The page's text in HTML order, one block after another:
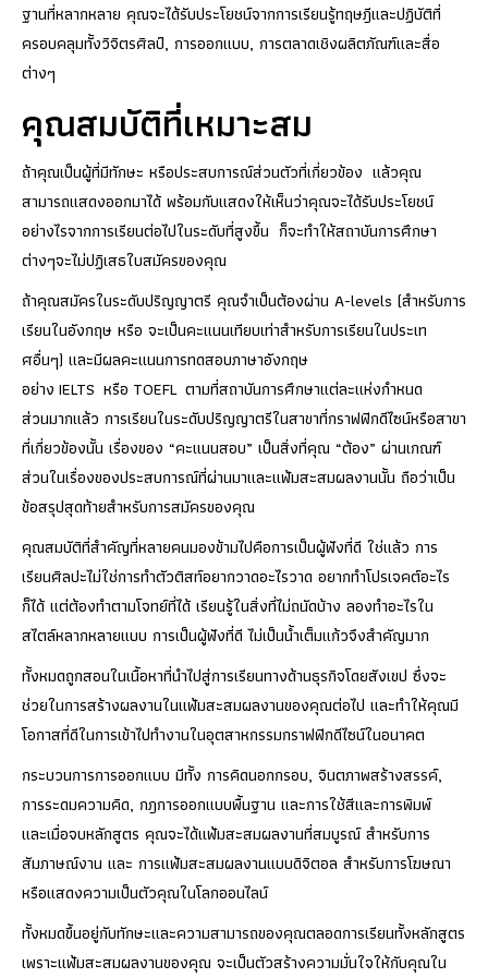
ฐานที่หลากหลาย คุณจะได้รับประโยชน์จากการเรียนรู้ทฤษฎีและปฏิบัติที่
ครอบคลุมทั้งวิจิตรศิลป์, การออกแบบ, การตลาดเชิงผลิตภัณฑ์และสื่อ
ต่างๆ
คุณสมบัติที่เหมาะสม
ถ้าคุณเป็นผู้ที่มีทักษะ หรือประสบการณ์ส่วนตัวที่เกี่ยวข้อง แล้วคุณ
สามารถแสดงออกมาได้ พร้อมกับแสดงให้เห็นว่าคุณจะได้รับประโยชน์
อย่างไรจากการเรียนต่อไปในระดับที่สูงขึ้น ก็จะทำให้สถาบันการศึกษา
ต่างๆจะไม่ปฏิเสธใบสมัครของคุณ
ถ้าคุณสมัครในระดับปริญญาตรี คุณจำเป็นต้องผ่าน A-levels (สำหรับการ
เรียนในอังกฤษ หรือ จะเป็นคะแนนเทียบเท่าสำหรับการเรียนในประเท
ศอื่นๆ) และมีผลคะแนนการทดสอบภาษาอังกฤษ
อย่าง IELTS หรือ TOEFL ตามที่สถาบันการศึกษาแต่ละแห่งกำหนด
ส่วนมากแล้ว การเรียนในระดับปริญญาตรีในสาขาที่กราฟฟิกดีไซน์หรือสาขา
ที่เกี่ยวข้องนั้น เรื่องของ “คะแนนสอบ” เป็นสิ่งที่คุณ “ต้อง” ผ่านเกณฑ์
ส่วนในเรื่องของประสบการณ์ที่ผ่านมาและแฟ้มสะสมผลงานนั้น ถือว่าเป็น
ข้อสรุปสุดท้ายสำหรับการสมัครของคุณ
คุณสมบัติที่สำคัญที่หลายคนมองข้ามไปคือการเป็นผู้ฟังที่ดี ใช่แล้ว การ
เรียนศิลปะไม่ใช่การทำตัวติสท์อยากวาดอะไรวาด อยากทำโปรเจคต์อะไร
ก็ได้ แต่ต้องทำตามโจทย์ที่ได้ เรียนรู้ในสิ่งที่ไม่ถนัดบ้าง ลองทำอะไรใน
สไตล์หลากหลายแบบ การเป็นผู้ฟังที่ดี ไม่เป็นน้ำเต็มแก้วจึงสำคัญมาก
ทั้งหมดถูกสอนในเนื้อหาที่นำไปสู่การเรียนทางด้านธุรกิจโดยสังเขป ซึ่งจะ
ช่วยในการสร้างผลงานในแฟ้มสะสมผลงานของคุณต่อไป และทำให้คุณมี
โอกาสที่ดีในการเข้าไปทำงานในอุตสาหกรรมกราฟฟิกดีไซน์ในอนาคต
กระบวนการการออกแบบ มีทั้ง การคิดนอกกรอบ, จินตภาพสร้างสรรค์,
การระดมความคิด, กฎการออกแบบพื้นฐาน และการใช้สีและการพิมพ์
และเมื่อจบหลักสูตร คุณจะได้แฟ้มสะสมผลงานที่สมบูรณ์ สำหรับการ
สัมภาษณ์งาน และ การแฟ้มสะสมผลงานแบบดิจิตอล สำหรับการโฆษณา
หรือแสดงความเป็นตัวคุณในโลกออนไลน์
ทั้งหมดขึ้นอยู่กับทักษะและความสามารถของคุณตลอดการเรียนทั้งหลักสูตร
เพราะแฟ้มสะสมผลงานของคุณ จะเป็นตัวสร้างความมั่นใจให้กับคุณใน